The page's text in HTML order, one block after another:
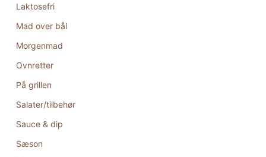
Laktosefri
Mad over bål
Morgenmad
Ovnretter
På grillen
Salater/tilbehør
Sauce & dip
Sæson